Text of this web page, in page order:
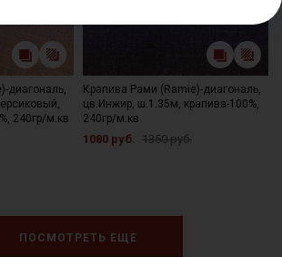
диагональ,
240гр/м.кв
Крапива Рами (Ramie)-диагональ,
цв.Инжир, ш.1.35м, крапива-100%,
240гр/м.кв
1080 руб. 1350 руб.
ПОСМОТРЕТЬ ЕЩЕ